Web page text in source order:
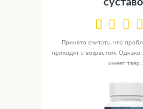
Принято считать, что
приходят с возрастом. Однако
имеет твёр...